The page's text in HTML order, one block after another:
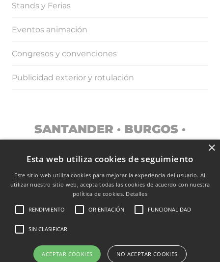
Stands y Ferias
Eventos animación
Congresos y convenciones
Publicidad exterior y rotulación
SANTANDER · BURGOS ·
TRANSPARENCIA
© EUROCASTALIA – GRUPO C&C PUBLICIDAD. TODOS LOS
Esta web utiliza cookies de seguimiento
Este sitio web utiliza cookies para mejorar la experiencia del usuario. Al
utilizar nuestro sitio web, acepta todas las cookies de acuerdo con nuestra
política de cookies. Detalles
RENDIMIENTO ORIENTACIÓN FUNCIONALIDAD
SIN CLASIFICAR
ACEPTAR COOKIES NO ACEPTAR COOKIES
×